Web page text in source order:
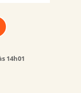
14h01